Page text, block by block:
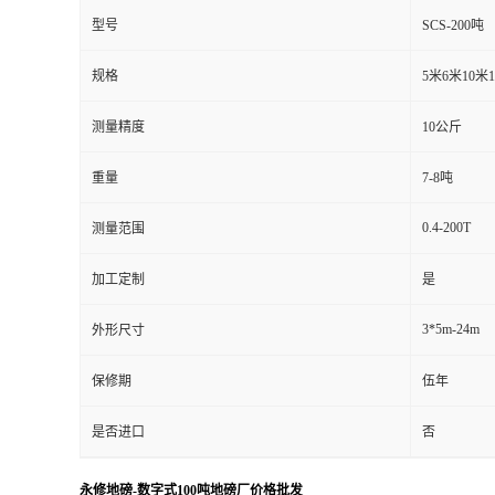
型号 SCS-200吨
规格 5米6米10米
测量精度 10公斤
重量 7-8吨
测量范围 0.4-200T
加工定制 是
外形尺寸 3*5m-24m
保修期 伍年
是否进口 否
永修地磅-数字式100吨地磅厂价格批发